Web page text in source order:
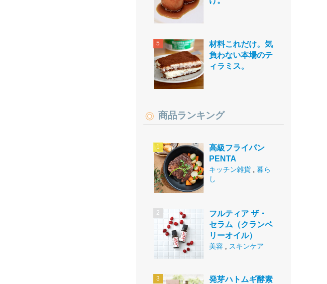
材料これだけ。気
負わない本場のテ
ィラミス。
商品ランキング
高級フライパン
PENTA
キッチン雑貨
暮ら
し
フルティア ザ・
セラム（クランベ
リーオイル）
美容 スキンケア
発芽ハトムギ酵素